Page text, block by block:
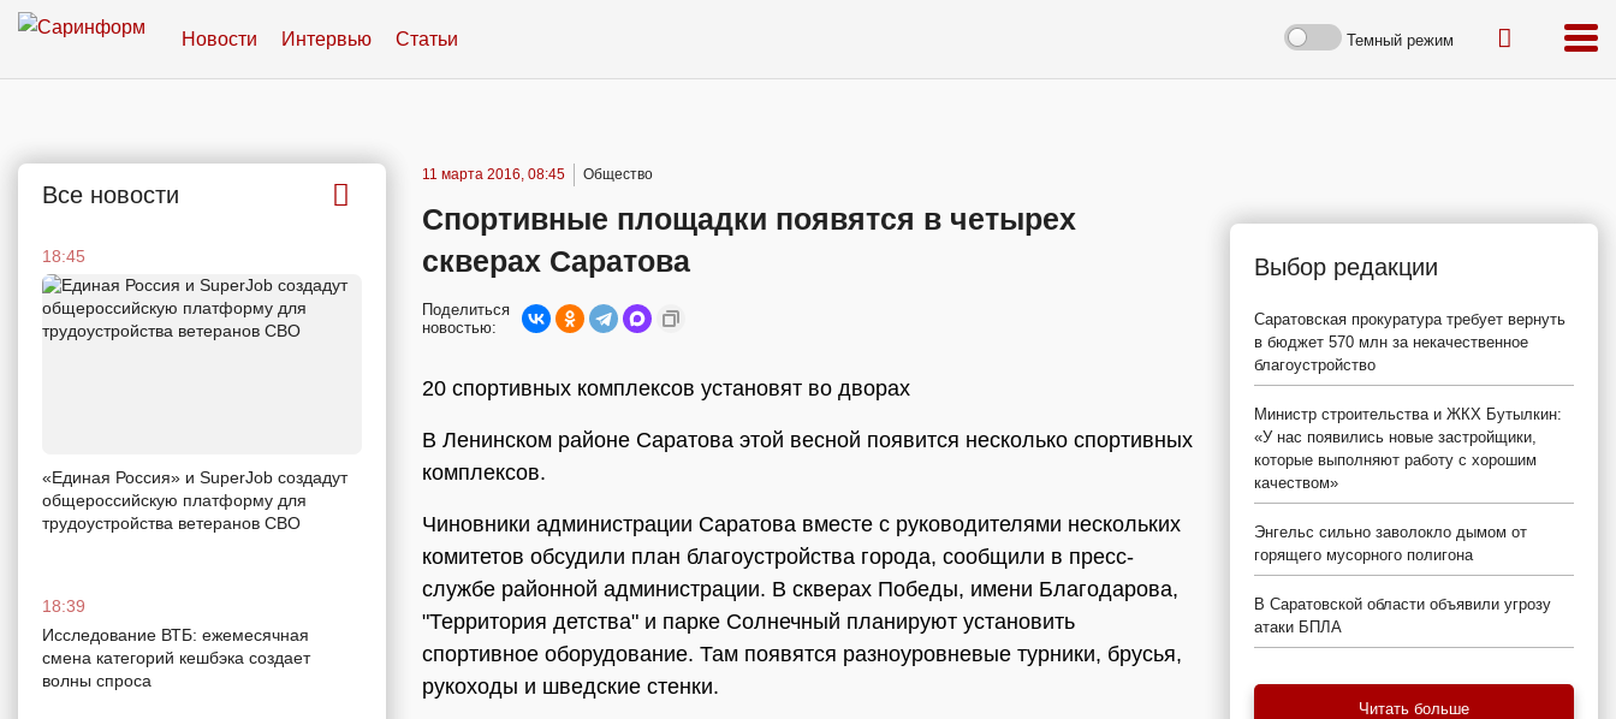
Новости Интервью Статьи Темный режим
Все новости
18:45
«Единая Россия» и SuperJob создадут
общероссийскую платформу для
трудоустройства ветеранов СВО
18:39
Исследование ВТБ: ежемесячная
смена категорий кешбэка создает
волны спроса
11 марта 2016, 08:45 Общество
Спортивные площадки появятся в четырех
скверах Саратова
Поделиться
новостью:
20 спортивных комплексов установят во дворах
В Ленинском районе Саратова этой весной появится несколько спортивных
комплексов.
Чиновники администрации Саратова вместе с руководителями нескольких
комитетов обсудили план благоустройства города, сообщили в пресс-
службе районной администрации. В скверах Победы, имени Благодарова,
"Территория детства" и парке Солнечный планируют установить
спортивное оборудование. Там появятся разноуровневые турники, брусья,
рукоходы и шведские стенки.
Выбор редакции
Саратовская прокуратура требует вернуть
в бюджет 570 млн за некачественное
благоустройство
Министр строительства и ЖКХ Бутылкин:
«У нас появились новые застройщики,
которые выполняют работу с хорошим
качеством»
Энгельс сильно заволокло дымом от
горящего мусорного полигона
В Саратовской области объявили угрозу
атаки БПЛА
Читать больше